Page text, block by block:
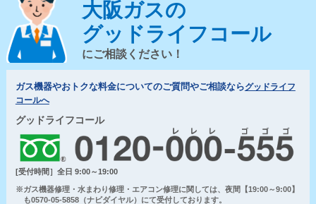
大阪ガスの
グッドライフコール
にご相談ください！
ガス機器やおトクな料金についてのご質問やご相談ならグッドライフ
コールへ
グッドライフコール
[受付時間］全日 9:00～19:00
※ガス機器修理・水まわり修理・エアコン修理に関しては、夜間【19:00～9:00】
も0570-05-5858（ナビダイヤル）にて受付しております。